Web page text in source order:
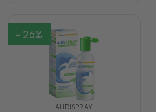
- 26%
AUDISPRAY